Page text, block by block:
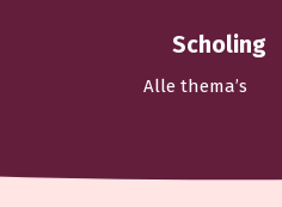
Scholing
Alle thema’s